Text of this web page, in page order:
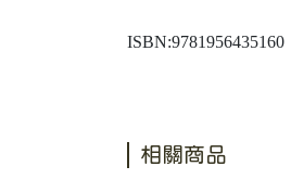
ISBN:9781956435160
相關商品